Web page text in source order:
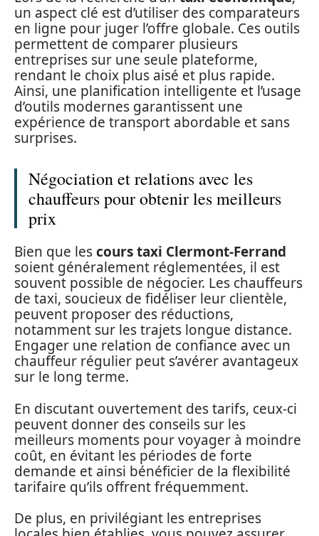
un aspect clé est d’utiliser des comparateurs
en ligne pour juger l’offre globale. Ces outils
permettent de comparer plusieurs
entreprises sur une seule plateforme,
rendant le choix plus aisé et plus rapide.
Ainsi, une planification intelligente et l’usage
d’outils modernes garantissent une
expérience de transport abordable et sans
surprises.
Négociation et relations avec les
chauffeurs pour obtenir les meilleurs
prix
Bien que lescours taxi Clermont-Ferrand
soient généralement réglementées, il est
souvent possible de négocier. Les chauffeurs
de taxi, soucieux de fidéliser leur clientèle,
peuvent proposer des réductions,
notamment sur les trajets longue distance.
Engager une relation de confiance avec un
chauffeur régulier peut s’avérer avantageux
sur le long terme.
En discutant ouvertement des tarifs, ceux-ci
peuvent donner des conseils sur les
meilleurs moments pour voyager à moindre
coût, en évitant les périodes de forte
demande et ainsi bénéficier de la flexibilité
tarifaire qu’ils offrent fréquemment.
De plus, en privilégiant les entreprises